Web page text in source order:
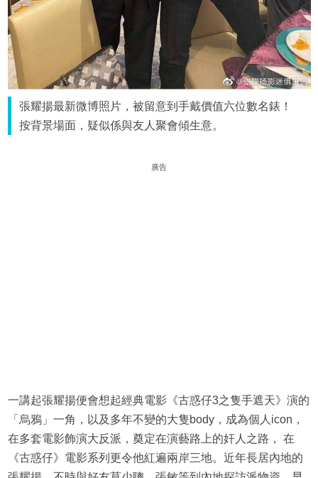
張耀揚最新微博照片，被留意到手戴價值六位數名錶！
按背景場面，疑似係與友人聚會傾生意。
廣告
一講起張耀揚便會想起經典電影《古惑仔3之隻手遮天》演的
「烏鴉」一角，以及多年不變的大隻body，成為個人icon，
在多套電影飾演大反派，奠定在演藝路上的奸人之路， 在
《古惑仔》電影系列更令他紅遍兩岸三地。近年長居內地的